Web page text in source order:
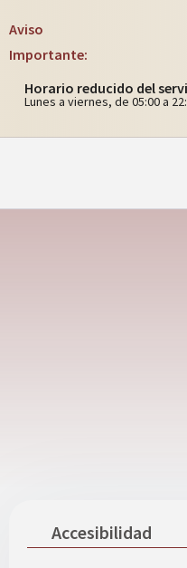
Aviso
Importante:
Horario reducido del
Lunes a viernes, de 05:00 a
Accesibilidad